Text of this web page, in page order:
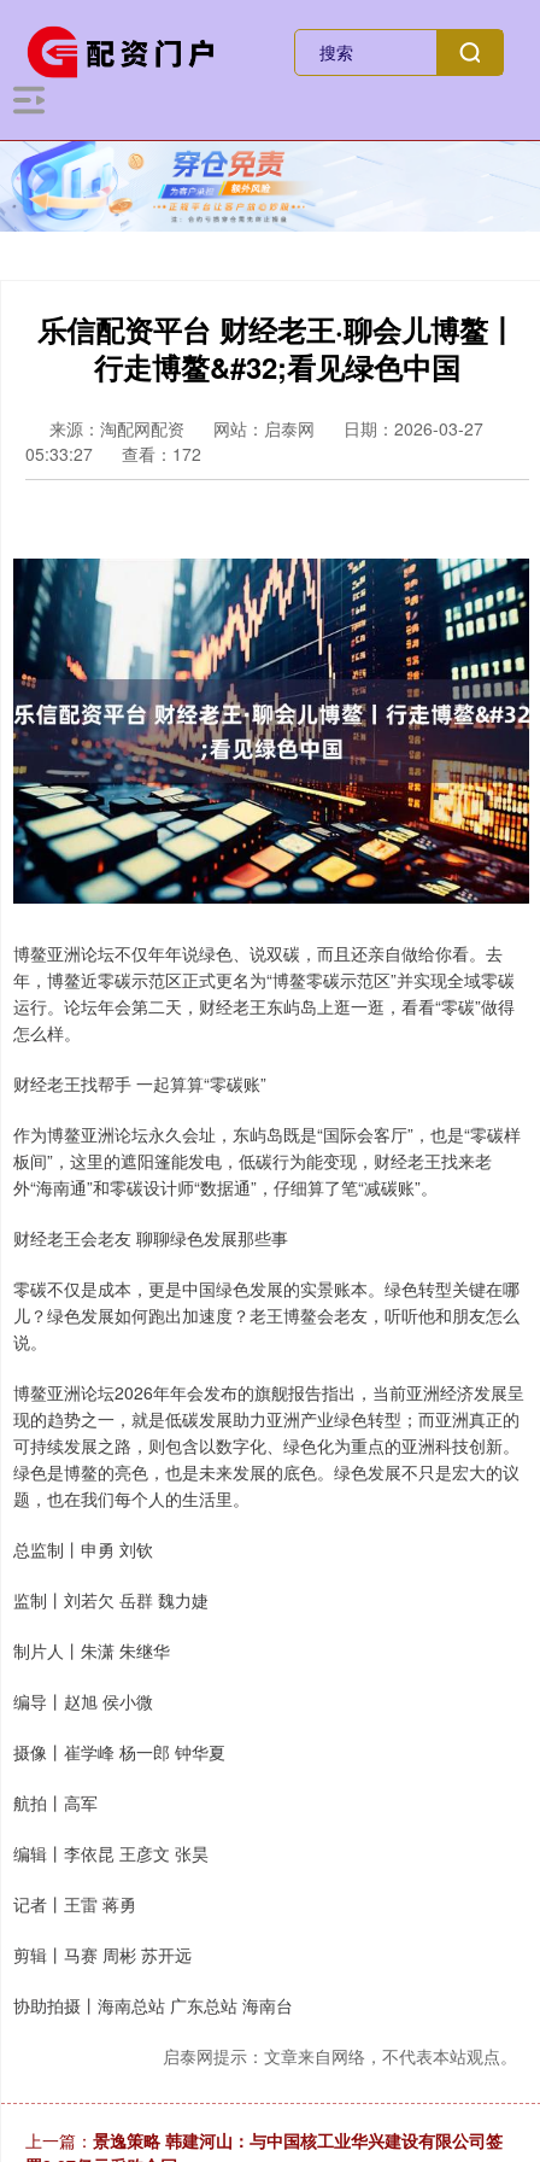
乐信配资平台 财经老王·聊会儿博鳌丨
行走博鳌&#32;看见绿色中国
来源：淘配网配资 网站：启泰网
日期：2026-03-27
05:33:27
查看：172
博鳌亚洲论坛不仅年年说绿色、说双碳，而且还亲自做给你看。去
年，博鳌近零碳示范区正式更名为“博鳌零碳示范区”并实现全域零碳
运行。论坛年会第二天，财经老王东屿岛上逛一逛，看看“零碳”做得
怎么样。
财经老王找帮手 一起算算“零碳账”
作为博鳌亚洲论坛永久会址，东屿岛既是“国际会客厅”，也是“零碳样
板间”，这里的遮阳篷能发电，低碳行为能变现，财经老王找来老
外“海南通”和零碳设计师“数据通”，仔细算了笔“减碳账”。
财经老王会老友 聊聊绿色发展那些事
零碳不仅是成本，更是中国绿色发展的实景账本。绿色转型关键在哪
儿？绿色发展如何跑出加速度？老王博鳌会老友，听听他和朋友怎么
说。
博鳌亚洲论坛2026年年会发布的旗舰报告指出，当前亚洲经济发展呈
现的趋势之一，就是低碳发展助力亚洲产业绿色转型；而亚洲真正的
可持续发展之路，则包含以数字化、绿色化为重点的亚洲科技创新。
绿色是博鳌的亮色，也是未来发展的底色。绿色发展不只是宏大的议
题，也在我们每个人的生活里。
总监制丨申勇 刘钦
监制丨刘若欠 岳群 魏力婕
制片人丨朱潇 朱继华
编导丨赵旭 侯小微
摄像丨崔学峰 杨一郎 钟华夏
航拍丨高军
编辑丨李依昆 王彦文 张昊
记者丨王雷 蒋勇
剪辑丨马赛 周彬 苏开远
协助拍摄丨海南总站 广东总站 海南台
启泰网提示：文章来自网络，不代表本站观点。
上一篇： 景逸策略 韩建河山：与中国核工业华兴建设有限公司签